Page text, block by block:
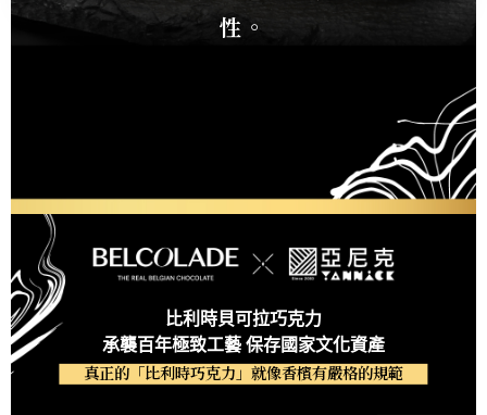
性。
比利時貝可拉巧克力
承襲百年極致工藝 保存國家文化資產
真正的「比利時巧克力」就像香檳有嚴格的規範